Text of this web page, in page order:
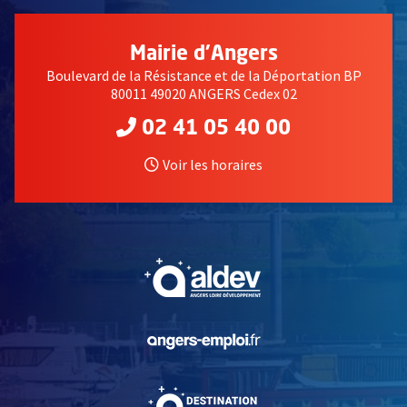
Mairie d'Angers
Boulevard de la Résistance et de la Déportation BP
80011 49020 ANGERS Cedex 02
02 41 05 40 00
Voir les horaires
, Ouvre une nouvelle